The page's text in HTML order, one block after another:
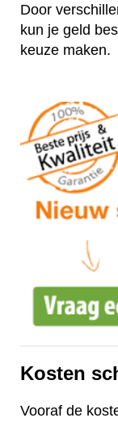
Door
kun je geld
keuze maken.
Kosten
Vooraf de